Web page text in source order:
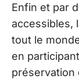
Enfin et par
accessibles,
tout le
en
préservation